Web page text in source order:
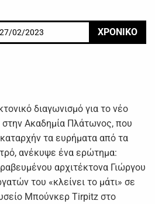
27/02/2023 ΧΡΟΝΙΚΟ
διαγωνισμό για το νέο
Ακαδημία Πλάτωνος, που
τα ευρήματα από τα
ανέκυψε ένα ερώτημα:
αρχιτέκτονα Γιώργου
του «κλείνει το μάτι» σε
Μπούνκερ Tirpitz στο